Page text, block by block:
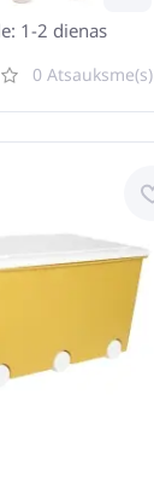
1-2 dienas
0 Atsauksme(s)